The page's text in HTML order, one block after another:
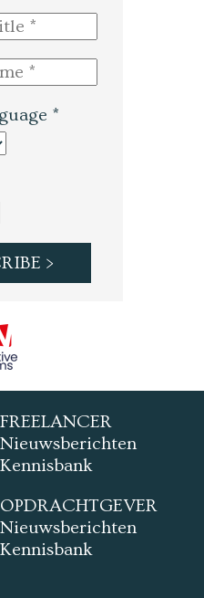
*
FREELANCER
Nieuwsberichten
Kennisbank
OPDRACHTGEVER
Nieuwsberichten
Kennisbank